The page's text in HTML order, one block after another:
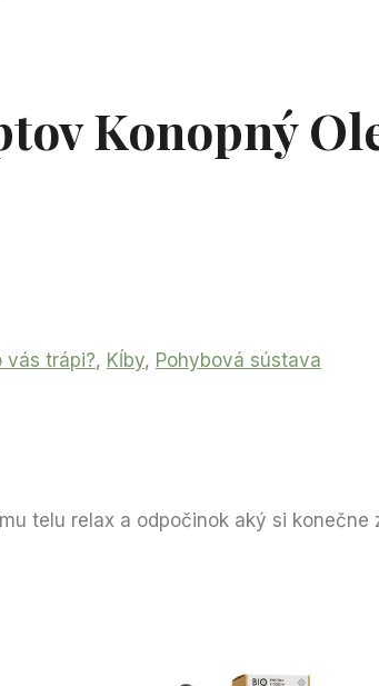
Konopný
vás trápi?, Kĺby, Pohybová sústava
telu relax a odpočinok aký si konečne